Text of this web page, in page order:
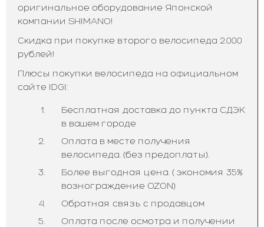
оригинальное оборудование Японской
компании SHIMANO!
Скидка при покупке второго велосипеда 2.000
рублей!
Плюсы покупки велосипеда на официальном
сайте IDGI:
Бесплатная доставка до пункта СДЭК
в вашем городе
Оплата в месте получения
велосипеда. (без предоплаты).
Более выгодная цена. ( экономия 35%
вознограждение OZON)
Обратная связь с продавцом
Оплата после осмотра и получении